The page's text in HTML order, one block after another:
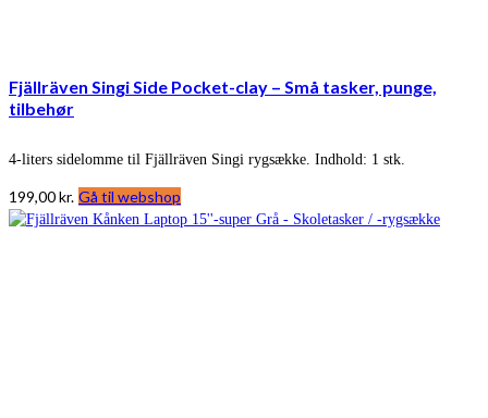
Fjällräven Singi Side Pocket-clay – Små tasker, punge,
tilbehør
4-liters sidelomme til Fjällräven Singi rygsække. Indhold: 1 stk.
199,00kr. Gå til webshop